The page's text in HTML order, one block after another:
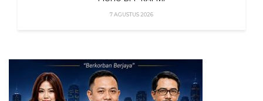
7 AGUSTUS 2026